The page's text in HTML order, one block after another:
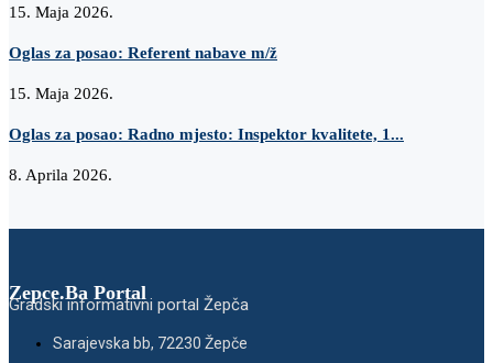
15. Maja 2026.
Oglas za posao: Referent nabave m/ž
15. Maja 2026.
Oglas za posao: Radno mjesto: Inspektor kvalitete, 1...
8. Aprila 2026.
Zepce.Ba Portal
Gradski informativni portal Žepča
Sarajevska bb, 72230 Žepče